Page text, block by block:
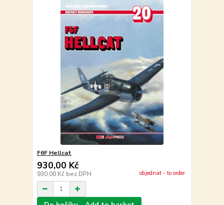
F6F Hellcat
930,00 Kč
930,00 Kč bez DPH objednat - to order